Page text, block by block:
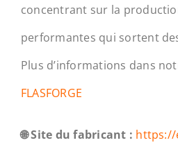
concentrant sur la
performantes qui sortent
Plus d’informations dans
FLASFORGE
🌐 Site du fabricant : https://